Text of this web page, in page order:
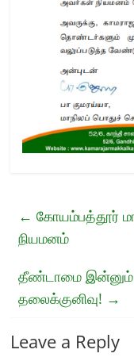
← கோயம்பத்தூர்
நியமனம்
தீண்டாமை இன்னும்
தலைக்குனிவு! →
Leave a Reply